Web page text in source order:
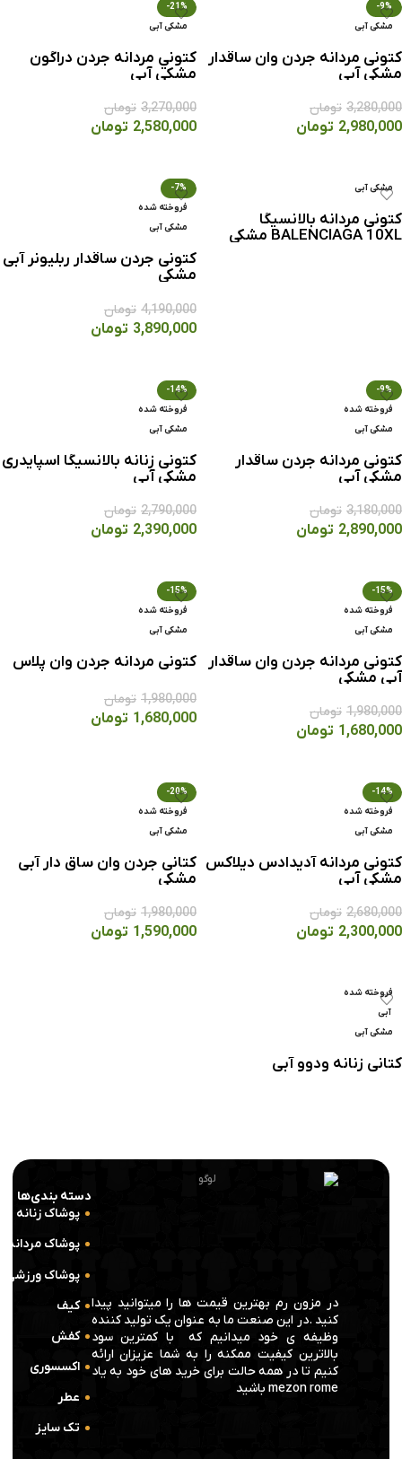
-9%
مشکی آبی
کتونی مردانه جردن وان ساقدار
مشکی آبی
3,280,000 تومان
2,980,000 تومان
-21%
مشکی آبی
کتوني مردانه جردن دراگون
مشکي آبي
3,270,000 تومان
2,580,000 تومان
مشکی آبی
کتونی مردانه بالانسیگا
BALENCIAGA 10XL مشکی
-7%
فروخته شده
مشکی آبی
کتونی جردن ساقدار ربلیونر آبی
مشکی
4,190,000 تومان
3,890,000 تومان
-9%
فروخته شده
مشکی آبی
کتونی مردانه جردن ساقدار
مشکی آبی
3,180,000 تومان
2,890,000 تومان
-14%
فروخته شده
مشکی آبی
کتونی زنانه بالانسیگا اسپايدری
مشکی آبی
2,790,000 تومان
2,390,000 تومان
-15%
فروخته شده
مشکی آبی
کتونی مردانه جردن وان ساقدار
آبی مشکی
1,980,000 تومان
1,680,000 تومان
-15%
فروخته شده
مشکی آبی
کتونی مردانه جردن وان پلاس
1,980,000 تومان
1,680,000 تومان
-14%
فروخته شده
مشکی آبی
کتونی مردانه آديدادس دیلاکس
مشکی آبی
2,680,000 تومان
2,300,000 تومان
-20%
فروخته شده
مشکی آبی
کتانی جردن وان ساق دار آبی
مشکی
1,980,000 تومان
1,590,000 تومان
فروخته شده
آبی
مشکی آبی
کتانی زنانه ودوو آبی
در مزون رم بهترین قیمت ها را میتوانید پیدا
کنید .در این صنعت ما به عنوان یک تولید کننده
وظیفه ی خود میدانیم که با کمترین سود
بالاترین کیفیت ممکنه را به شما عزیزان ارائه
کنیم تا در همه حالت برای خرید های خود به یاد
mezon rome باشید
دسته بندی‌ها
پوشاک زنانه
پوشاک مردانه
پوشاک ورزشی
کیف
کفش
اکسسوری
عطر
تک سایز